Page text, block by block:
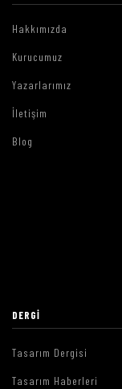
Hakkımızda
Kurucumuz
Yazarlarımız
İletişim
Blog
DERGI
Tasarım Dergisi
Tasarım Haberleri